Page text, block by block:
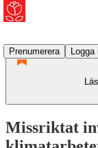
Prenumerera
Logga
Missriktat